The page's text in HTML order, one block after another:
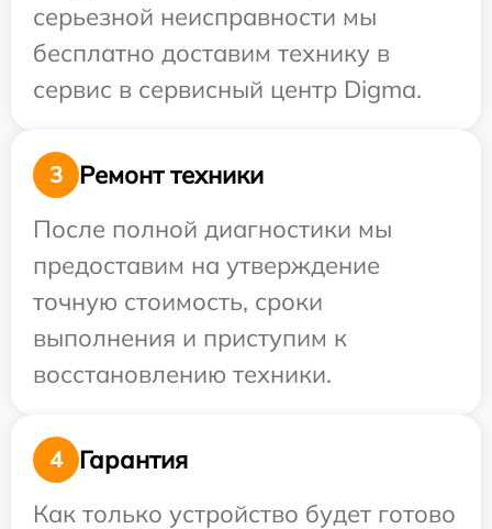
серьезной неисправности мы
бесплатно доставим технику в
сервис в сервисный центр Digma.
3
Ремонт техники
После полной диагностики мы
предоставим на утверждение
точную стоимость, сроки
выполнения и приступим к
восстановлению техники.
4
Гарантия
Как только устройство будет готово